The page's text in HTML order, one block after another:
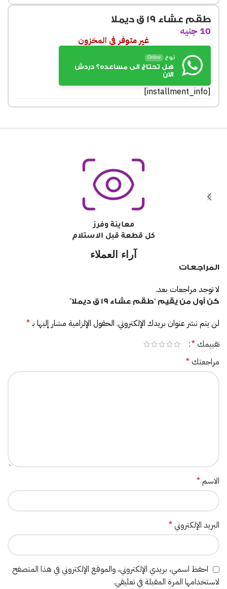
طقم عشاء 19 ق ديملا
10 جنيه
غير متوفر في المخزون
نوح Online
هل تحتاج الى مساعده؟ دردش
الان
[installment_info]
معاينة وفرز
كل قطعة قبل الاستلام
آراء العملاء
المراجعات
لا توجد مراجعات بعد.
كن أول من يقيم “طقم عشاء 19 ق ديملا”
لن يتم نشر عنوان بريدك الإلكتروني. الحقول الإلزامية مشار إليها بـ*
تقييمك*
مراجعتك*
الاسم*
البريد الإلكتروني*
احفظ اسمي، بريدي الإلكتروني، والموقع الإلكتروني في هذا المتصفح
لاستخدامها المرة المقبلة في تعليقي.